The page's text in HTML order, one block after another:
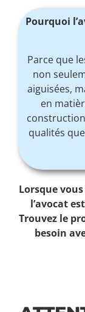
Pourquoi
Parce que
non
aiguisées,
en
qualités
Lorsque
l’avocat
Trouvez le
besoin